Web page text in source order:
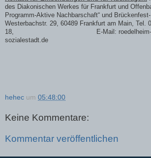
des Diakonischen Werkes für Frankfurt und
Programm-Aktive Nachbarschaft“ und
Westerbachstr. 29, 60489 Frankfurt am Main, Tel.
18,
E-Mail:
sozialestadt.de
hehec um 05:48:00
Keine Kommentare:
Kommentar veröffentlichen